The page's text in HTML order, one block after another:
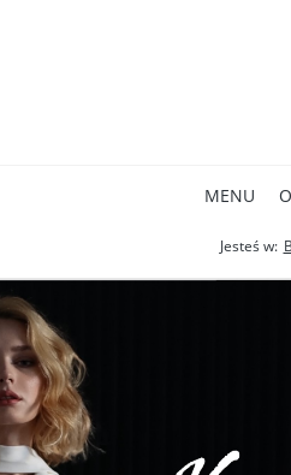
MENU
Jesteś w: